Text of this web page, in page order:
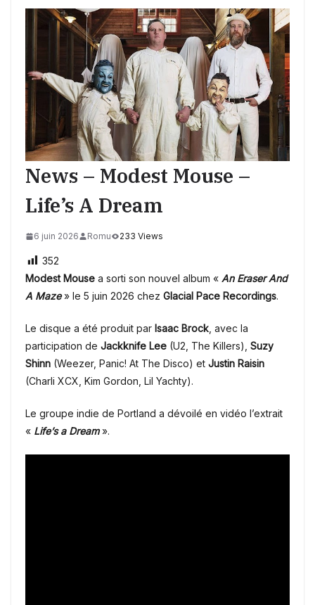
News – Modest Mouse –
Life’s A Dream
6 juin 2026 Romu 233 Views
352
Modest Mouse a sorti son nouvel album « An Eraser And
A Maze » le 5 juin 2026 chez Glacial Pace Recordings.
Le disque a été produit par Isaac Brock , avec la
participation de Jackknife Lee (U2, The Killers), Suzy
Shinn (Weezer, Panic! At The Disco) et Justin Raisin
(Charli XCX, Kim Gordon, Lil Yachty).
Le groupe indie de Portland a dévoilé en vidéo l’extrait
« Life’s a Dream».